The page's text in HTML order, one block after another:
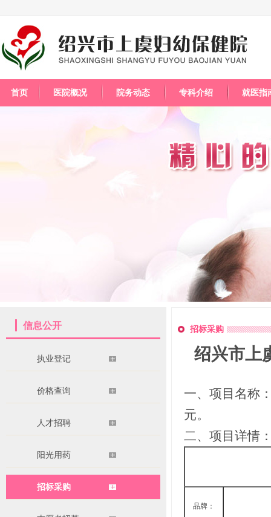
首页 医院概况 院务动态 专科介绍 就医指
信息公开
执业登记
价格查询
人才招聘
阳光用药
招标采购
招标采购
绍兴市上
一、项目名称
元。
二、项目详情
品牌：